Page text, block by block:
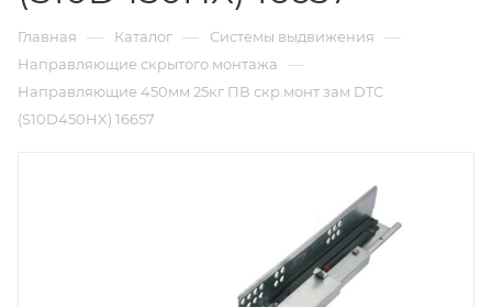
Главная — Каталог — Системы выдвижения —
Направляющие скрытого монтажа —
Направляющие 450мм 25кг ПВ скр.монт зам DTC
(S10D450HX) 16657